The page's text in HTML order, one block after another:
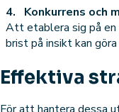
Konkurrens och
Att etablera sig på en
brist på insikt kan
Effektiva